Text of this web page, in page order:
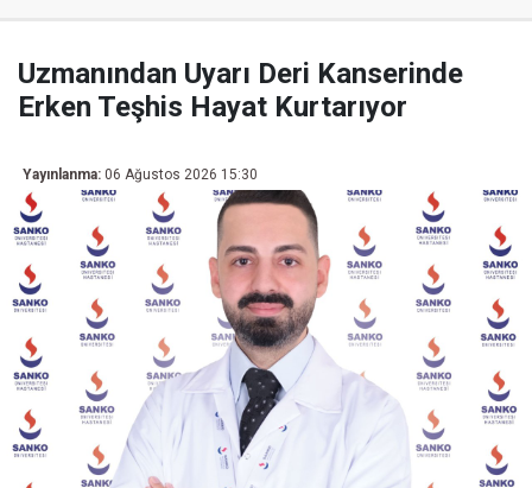
Uzmanından Uyarı Deri Kanserinde
Erken Teşhis Hayat Kurtarıyor
Yayınlanma: 06 Ağustos 2026 15:30